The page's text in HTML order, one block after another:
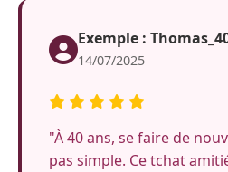
Exemple :
14/07/2025
"À 40 ans, se faire de
pas simple. Ce tchat